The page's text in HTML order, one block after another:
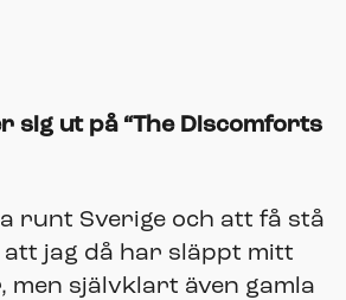
sig ut på “The Discomforts
runt Sverige och att få stå
jag då har släppt mitt
men självklart även gamla